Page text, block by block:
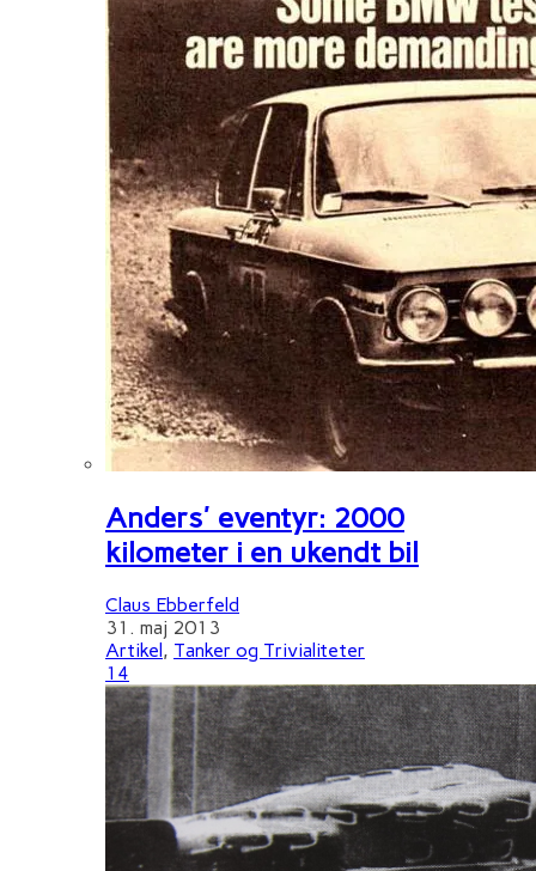
Anders' eventyr: 2000
kilometer i en ukendt bil
Claus Ebberfeld
31. maj 2013
Artikel , Tanker og Trivialiteter
14